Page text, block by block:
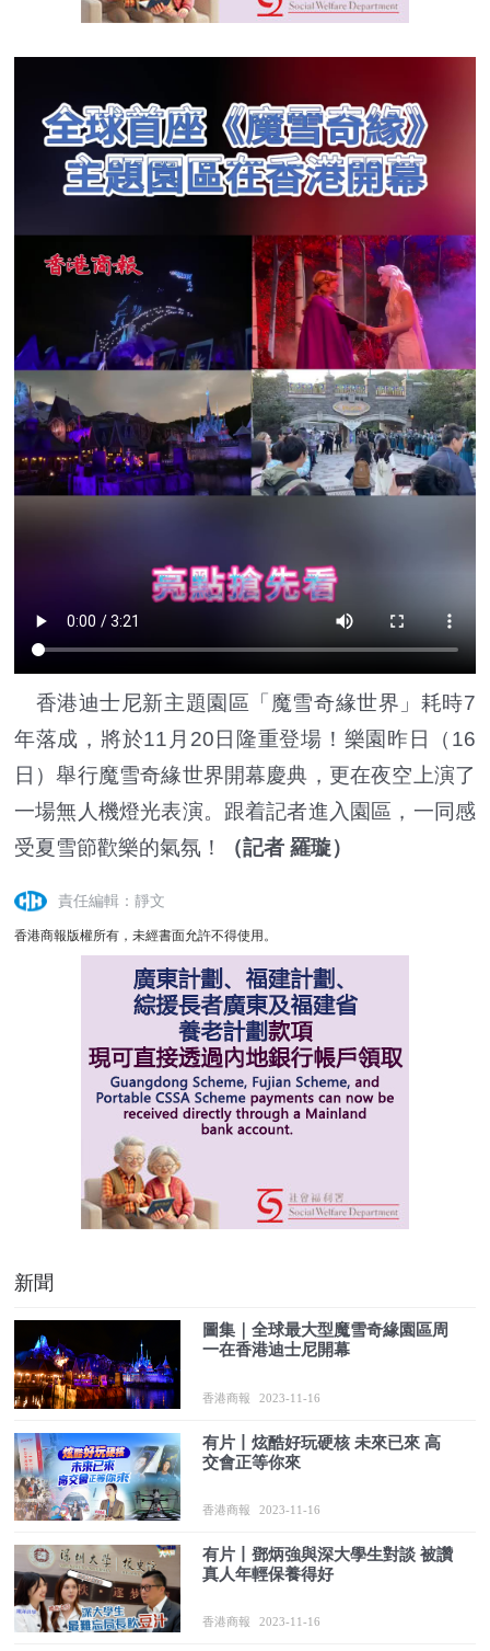
香港迪士尼新主題園區「魔雪奇緣世界」耗時7
年落成，將於11月20日隆重登場！樂園昨日（16
日）舉行魔雪奇緣世界開幕慶典，更在夜空上演了
一場無人機燈光表演。跟着記者進入園區，一同感
受夏雪節歡樂的氣氛！
（記者 羅璇）
責任編輯：靜文
香港商報版權所有，未經書面允許不得使用。
新聞
圖集｜全球最大型魔雪奇緣園區周
一在香港迪士尼開幕
香港商報 2023-11-16
有片丨炫酷好玩硬核 未來已來 高
交會正等你來
香港商報 2023-11-16
有片丨鄧炳強與深大學生對談 被讚
真人年輕保養得好
香港商報 2023-11-16